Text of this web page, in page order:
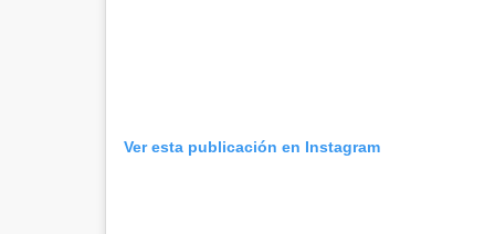
Ver esta publicación en Instagram